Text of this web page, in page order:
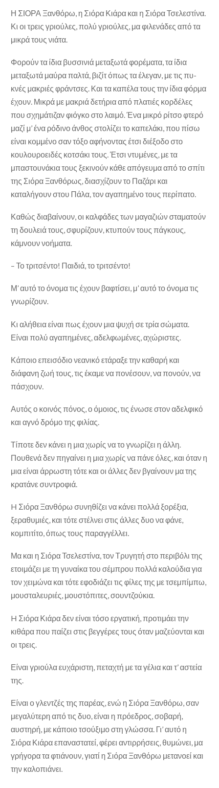
Η ΣΙΟΡΑ Ξανθόρω, η Σιόρα Κιάρα και η Σιόρα Τσελεστίνα.
Κι οι τρεις γριούλες, πολύ γριούλες, μα φιλε­νάδες από τα
μικρά τους νιάτα.
Φορούν τα ίδια βυσσινιά μεταξωτά φορέματα, τα ίδια
μεταξωτά μαύρα παλτά, βιζίτ όπως τα έλεγαν, με τις πυ­
κνές μακριές φράντσες. Και τα καπέλα τους την ίδια φόρ­μα
έχουν. Μικρά με μακριά δετήρια από πλατιές κορδέλες
που σχημάτιζαν φιόγκο στο λαιμό. Ένα μικρό ρίτσο φτερό
μαζί μ’ ένα ρόδινο άνθος στολίζει το καπελάκι, που πίσω
είναι κομμένο σαν τόξο αφήνοντας έτσι διέξοδο στο
κουλουροειδές κοτσάκι τους. Έτσι ντυμένες, με τα
μπαστουνάκια τους ξεκινούν κά­θε απόγευμα από το σπίτι
της Σιόρα Ξανθόρως, διασχί­ζουν το Παζάρι και
καταλήγουν στου Πάλα, τον αγαπη­μένο τους περίπατο.
Καθώς διαβαίνουν, οι καλφάδες των μαγαζιών σταμα­τούν
τη δουλειά τους, σφυρίζουν, κτυπούν τους πάγκους,
κάμνουν νοήματα.
– Το τριτσέντο! Παιδιά, το τριτσέντο!
Μ’ αυτό το όνομα τις έχουν βαφτίσει, μ’ αυτό το όνομα τις
γνωρίζουν.
Κι αλήθεια είναι πως έχουν μια ψυχή σε τρία σώματα.
Είναι πολύ αγαπημένες, αδελφωμένες, αχώριστες.
Κάποιο επεισόδιο νεανικό ετάραξε την καθαρή και
διάφανη ζωή τους, τις έκαμε να πονέσουν, να πονούν, να
πάσχουν.
Αυτός ο κοινός πόνος, ο όμοιος, τις ένωσε στον αδελφι­κό
και αγνό δρόμο της φιλίας.
Τίποτε δεν κάνει η μια χωρίς να το γνωρίζει η άλλη.
Πουθενά δεν πηγαίνει η μια χωρίς να πάνε όλες, και όταν η
μια είναι άρρωστη τότε και οι άλλες δεν βγαίνουν μα της
κρατάνε συντροφιά.
H Σιόρα Ξανθόρω συνηθίζει να κάνει πολλά ξορέξια,
ξεραθυμιές, και τότε στέλνει στις άλλες δυο να φάνε,
κομπιτίτο, όπως τους παραγγέλλει.
Μα και η Σιόρα Τσελεστίνα, τον Τρυγητή στο περιβόλι της
ετοιμάζει με τη γυναίκα του σέμπρου πολλά καλούδια για
τον χειμώνα και τότε εφοδιάζει τις φίλες της με τσεμπίμπω,
μουσταλευριές, μουστόπιτες, σουντζούκια.
H Σιόρα Κιάρα δεν είναι τόσο εργατική, προτιμάει την
κιθάρα που παίζει στις βεγγέρες τους όταν μαζεύονται και
οι τρεις.
Είναι γριούλα ευχάριστη, πεταχτή με τα γέλια και τ’ α­στεία
της.
Είναι ο γλεντζές της παρέας, ενώ η Σιόρα Ξανθόρω, σαν
μεγαλύτερη από τις δυο, είναι η πρόεδρος, σοβαρή,
αυστηρή, με κάποιο τσούξιμο στη γλώσσα. Γι’ αυτό η
Σιόρα Κιάρα επαναστατεί, φέρει αντιρρήσεις, θυμώνει, μα
γρήγορα τα φτιάνουν, γιατί η Σιόρα Ξανθόρω μετανοεί και
την καλοπιάνει.